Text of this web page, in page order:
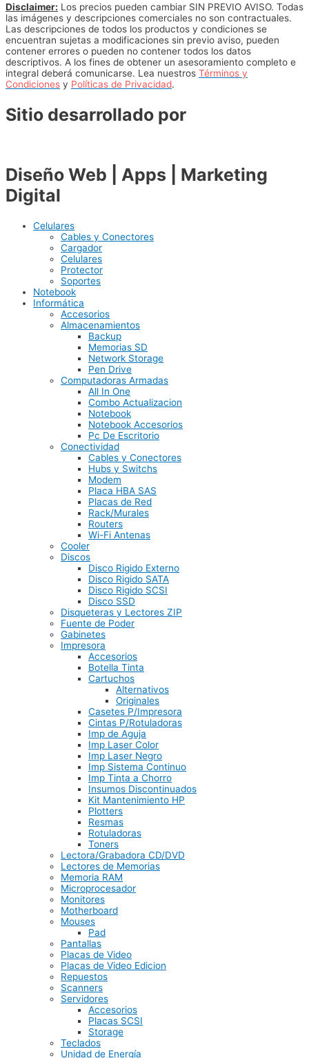
Disclaimer: Los precios pueden cambiar SIN PREVIO AVISO. Todas
las imágenes y descripciones comerciales no son contractuales.
Las descripciones de todos los productos y condiciones se
encuentran sujetas a modificaciones sin previo aviso, pueden
contener errores o pueden no contener todos los datos
descriptivos. A los fines de obtener un asesoramiento completo e
integral deberá comunicarse. Lea nuestros Términos y
Condiciones y Políticas de Privacidad.
Sitio desarrollado por
Diseño Web | Apps | Marketing
Digital
Celulares
Cables y Conectores
Cargador
Celulares
Protector
Soportes
Notebook
Informática
Accesorios
Almacenamientos
Backup
Memorias SD
Network Storage
Pen Drive
Computadoras Armadas
All In One
Combo Actualizacion
Notebook
Notebook Accesorios
Pc De Escritorio
Conectividad
Cables y Conectores
Hubs y Switchs
Modem
Placa HBA SAS
Placas de Red
Rack/Murales
Routers
Wi-Fi Antenas
Cooler
Discos
Disco Rigido Externo
Disco Rigido SATA
Disco Rigido SCSI
Disco SSD
Disqueteras y Lectores ZIP
Fuente de Poder
Gabinetes
Impresora
Accesorios
Botella Tinta
Cartuchos
Alternativos
Originales
Casetes P/Impresora
Cintas P/Rotuladoras
Imp de Aguja
Imp Laser Color
Imp Laser Negro
Imp Sistema Continuo
Imp Tinta a Chorro
Insumos Discontinuados
Kit Mantenimiento HP
Plotters
Resmas
Rotuladoras
Toners
Lectora/Grabadora CD/DVD
Lectores de Memorias
Memoria RAM
Microprocesador
Monitores
Motherboard
Mouses
Pad
Pantallas
Placas de Video
Placas de Video Edicion
Repuestos
Scanners
Servidores
Accesorios
Placas SCSI
Storage
Teclados
Unidad de Energía